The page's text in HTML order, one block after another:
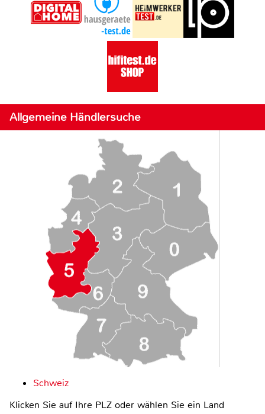
Allgemeine Händlersuche
Schweiz
Klicken Sie auf Ihre PLZ oder wählen Sie ein Land